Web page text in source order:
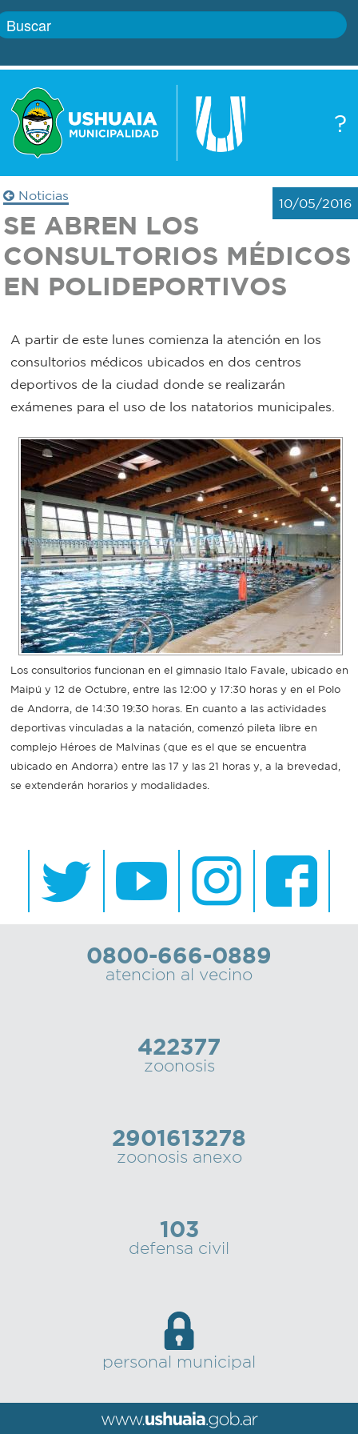
?
Boletín
Defensa
civil
Zoonosis
Bromatología
Municipal
Mi
bondi
Boleto
estudiantil
Recorrido
colectivos
Recarga
SUBE
Gobierno
Trámites
Transparencia
Correo
Personal
municipal
Noticias
10/05/2016
SE ABREN LOS
CONSULTORIOS MÉDICOS
EN POLIDEPORTIVOS
A partir de este lunes comienza la atención en los
consultorios médicos ubicados en dos centros
deportivos de la ciudad donde se realizarán
exámenes para el uso de los natatorios municipales.
Los consultorios funcionan en el gimnasio Italo Favale, ubicado en
Maipú y 12 de Octubre, entre las 12:00 y 17:30 horas y en el Polo
de Andorra, de 14:30 19:30 horas. En cuanto a las actividades
deportivas vinculadas a la natación, comenzó pileta libre en
complejo Héroes de Malvinas (que es el que se encuentra
ubicado en Andorra) entre las 17 y las 21 horas y, a la brevedad,
se extenderán horarios y modalidades.
0800-666-0889
atencion al vecino
422377
zoonosis
2901613278
zoonosis anexo
103
defensa civil
personal municipal